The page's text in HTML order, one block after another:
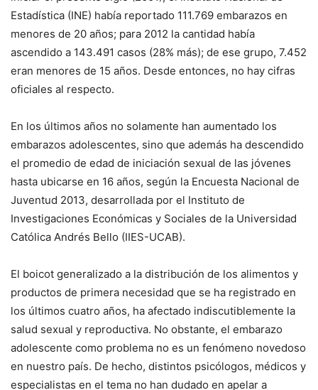
Estadística (INE) había reportado 111.769 embarazos en
menores de 20 años; para 2012 la cantidad había
ascendido a 143.491 casos (28% más); de ese grupo, 7.452
eran menores de 15 años. Desde entonces, no hay cifras
oficiales al respecto.
En los últimos años no solamente han aumentado los
embarazos adolescentes, sino que además ha descendido
el promedio de edad de iniciación sexual de las jóvenes
hasta ubicarse en 16 años, según la Encuesta Nacional de
Juventud 2013, desarrollada por el Instituto de
Investigaciones Económicas y Sociales de la Universidad
Católica Andrés Bello (IIES-UCAB).
El boicot generalizado a la distribución de los alimentos y
productos de primera necesidad que se ha registrado en
los últimos cuatro años, ha afectado indiscutiblemente la
salud sexual y reproductiva. No obstante, el embarazo
adolescente como problema no es un fenómeno novedoso
en nuestro país. De hecho, distintos psicólogos, médicos y
especialistas en el tema no han dudado en apelar a